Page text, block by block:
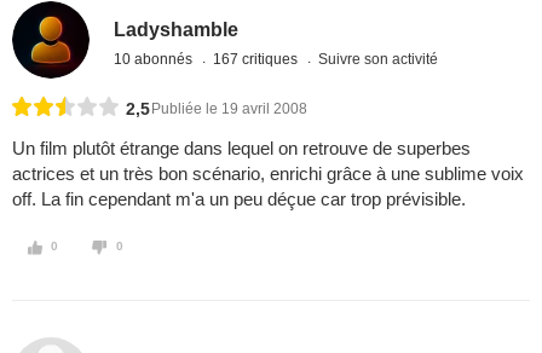
Ladyshamble
10 abonnés 167 critiques Suivre son activité
2,5 Publiée le 19 avril 2008
Un film plutôt étrange dans lequel on retrouve de superbes
actrices et un très bon scénario, enrichi grâce à une sublime voix
off. La fin cependant m'a un peu déçue car trop prévisible.
0 0